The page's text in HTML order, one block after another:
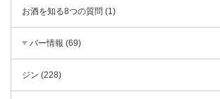
お酒を知る8つの質問 (1)
バー情報 (69)
ジン (228)